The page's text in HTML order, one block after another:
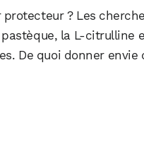
? Les
la L-citrulline
De quoi donner envie